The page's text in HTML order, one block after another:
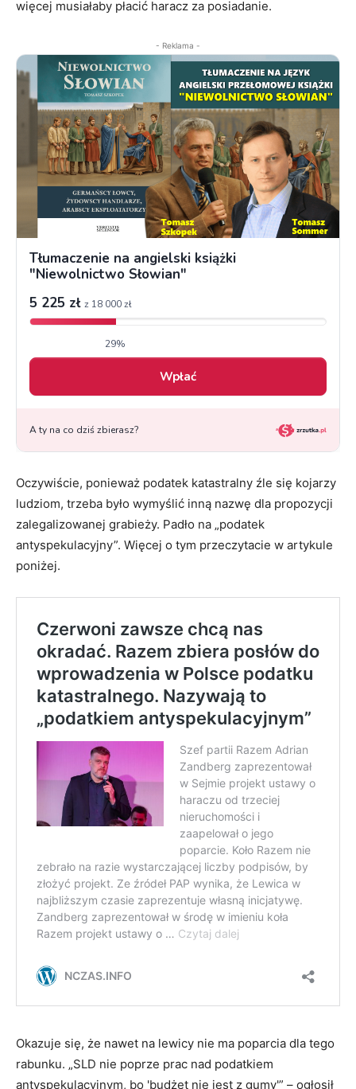
więcej musiałaby płacić haracz za posiadanie.
- Reklama -
Oczywiście, ponieważ podatek katastralny źle się kojarzy
ludziom, trzeba było wymyślić inną nazwę dla propozycji
zalegalizowanej grabieży. Padło na „podatek
antyspekulacyjny”. Więcej o tym przeczytacie w artykule
poniżej.
Okazuje się, że nawet na lewicy nie ma poparcia dla tego
rabunku. „SLD nie poprze prac nad podatkiem
antyspekulacyjnym, bo 'budżet nie jest z gumy'” – ogłosił